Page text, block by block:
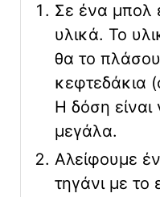
Σε ένα μπολ
υλικά. Το
θα το
κεφτεδάκια
Η δόση είναι
μεγάλα.
Αλείφουμε
τηγάνι με το